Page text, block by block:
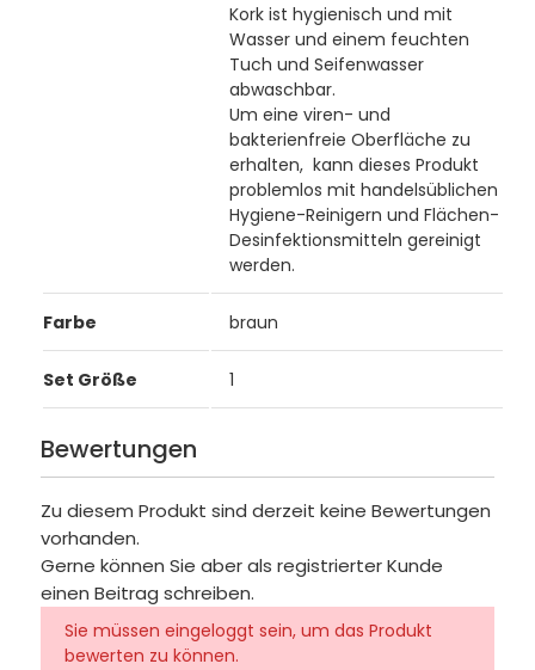
Kork ist hygienisch und mit
Wasser und einem feuchten
Tuch und Seifenwasser
abwaschbar.
Um eine viren- und
bakterienfreie Oberfläche zu
erhalten, kann dieses Produkt
problemlos mit handelsüblichen
Hygiene-Reinigern und Flächen-
Desinfektionsmitteln gereinigt
werden.
Farbe braun
Set Größe 1
Bewertungen
Zu diesem Produkt sind derzeit keine Bewertungen
vorhanden.
Gerne können Sie aber als registrierter Kunde
einen Beitrag schreiben.
Sie müssen eingeloggt sein, um das Produkt
bewerten zu können.